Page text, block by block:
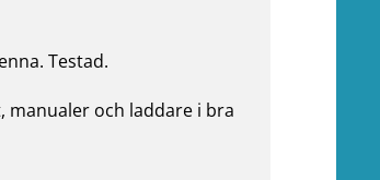
Testad.
manualer och laddare i bra